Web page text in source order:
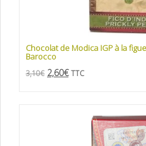
Chocolat de Modica IGP à la
Barocco
3,10€ 2,60€ TTC